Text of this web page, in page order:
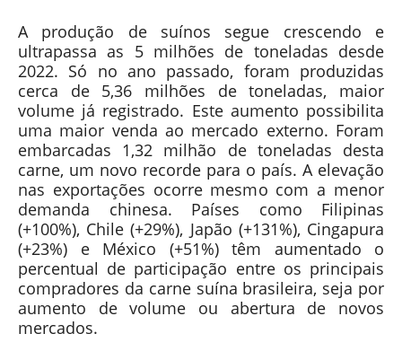
A produção de suínos segue crescendo e
ultrapassa as 5 milhões de toneladas desde
2022. Só no ano passado, foram produzidas
cerca de 5,36 milhões de toneladas, maior
volume já registrado. Este aumento possibilita
uma maior venda ao mercado externo. Foram
embarcadas 1,32 milhão de toneladas desta
carne, um novo recorde para o país. A elevação
nas exportações ocorre mesmo com a menor
demanda chinesa. Países como Filipinas
(+100%), Chile (+29%), Japão (+131%), Cingapura
(+23%) e México (+51%) têm aumentado o
percentual de participação entre os principais
compradores da carne suína brasileira, seja por
aumento de volume ou abertura de novos
mercados.